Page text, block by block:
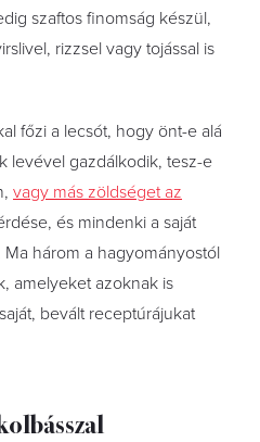
szaftos finomság készül,
rizzsel vagy tojással is
főzi a lecsót, hogy önt-e alá
levével gazdálkodik, tesz-e
vagy más zöldséget az
és mindenki a saját
három a hagyományostól
amelyeket azoknak is
bevált receptúrájukat